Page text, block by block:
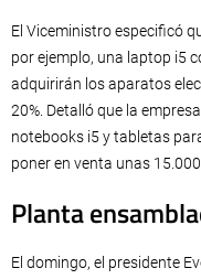
El Viceministro especificó
por ejemplo, una laptop i5
adquirirán los aparatos
20%. Detalló que la
notebooks i5 y tabletas
poner en venta unas
Planta
El domingo, el presidente